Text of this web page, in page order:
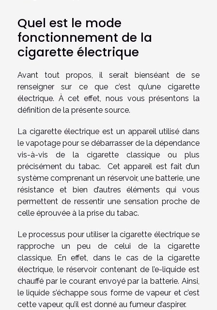
Quel est le mode
fonctionnement de la
cigarette électrique
Avant tout propos, il serait bienséant de se
renseigner sur ce que c’est qu’une cigarette
électrique. À cet effet, nous vous présentons la
définition de la présente source.
La cigarette électrique est un appareil utilisé dans
le vapotage pour se débarrasser de la dépendance
vis-à-vis de la cigarette classique ou plus
précisément du tabac. Cet appareil est fait d’un
système comprenant un réservoir, une batterie, une
résistance et bien d’autres éléments qui vous
permettent de ressentir une sensation proche de
celle éprouvée à la prise du tabac.
Le processus pour utiliser la cigarette électrique se
rapproche un peu de celui de la cigarette
classique. En effet, dans le cas de la cigarette
électrique, le réservoir contenant de l’e-liquide est
chauffé par le courant envoyé par la batterie. Ainsi,
le liquide s’échappe sous forme de vapeur et c’est
cette vapeur, qu’il est donné au fumeur d’aspirer.